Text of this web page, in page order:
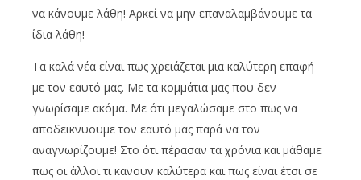
να κάνουμε λάθη! Αρκεί να μην επαναλαμβάνουμε τα
ίδια λάθη!
Τα καλά νέα είναι πως χρειάζεται μια καλύτερη επαφή
με τον εαυτό μας. Με τα κομμάτια μας που δεν
γνωρίσαμε ακόμα. Με ότι μεγαλώσαμε στο πως να
αποδεικνυουμε τον εαυτό μας παρά να τον
αναγνωρίζουμε! Στο ότι πέρασαν τα χρόνια και μάθαμε
πως οι άλλοι τι κανουν καλύτερα και πως είναι έτσι σε